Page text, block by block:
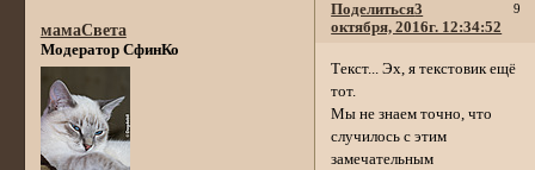
Поделиться 9
3
октября, 2016г. 12:34:52
мамаСвета
Модератор СфинКо
Текст... Эх, я текстовик ещё
тот.
Мы не знаем точно, что
случилось с этим
замечательным